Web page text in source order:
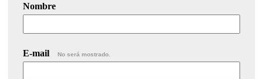
Nombre
E-mail No será mostrado.